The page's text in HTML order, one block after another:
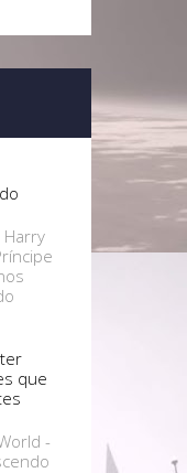
Harry
que
-